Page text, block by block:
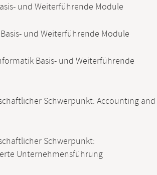
und Weiterführende Module
und Weiterführende Module
Basis- und Weiterführende
Schwerpunkt: Accounting and
Schwerpunkt:
Unternehmensführung